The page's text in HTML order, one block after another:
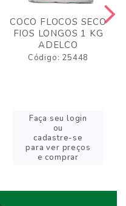
COCO FLOCOS SECO
FIOS LONGOS 1 KG
ADELCO
Código: 25448
Faça seu login
ou
cadastre-se
para ver preços
e comprar